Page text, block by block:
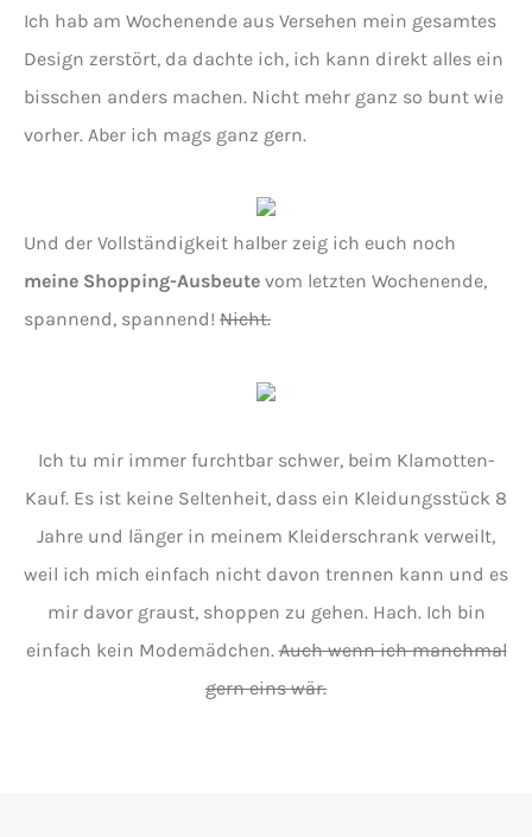
Ich hab am Wochenende aus Versehen mein gesamtes
Design zerstört, da dachte ich, ich kann direkt alles ein
bisschen anders machen. Nicht mehr ganz so bunt wie
vorher. Aber ich mags ganz gern.
Und der Vollständigkeit halber zeig ich euch noch
meine Shopping-Ausbeute vom letzten Wochenende,
spannend, spannend! Nicht.
Ich tu mir immer furchtbar schwer, beim Klamotten-
Kauf. Es ist keine Seltenheit, dass ein Kleidungsstück 8
Jahre und länger in meinem Kleiderschrank verweilt,
weil ich mich einfach nicht davon trennen kann und es
mir davor graust, shoppen zu gehen. Hach. Ich bin
einfach kein Modemädchen.Auch wenn ich manchmal
gern eins wär.